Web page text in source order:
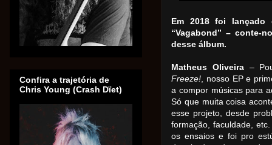
Em 2018 foi lançado
“Vagabond” – conte-
desse álbum.
Matheus Oliveira–
Freeze! , nosso EP e
a compor músicas para
Só que muita coisa
esse projeto, desde
formação, faculdade,
os ensaios e foi pro
Confira a trajetória de
Chris Young (Crash Dïet)